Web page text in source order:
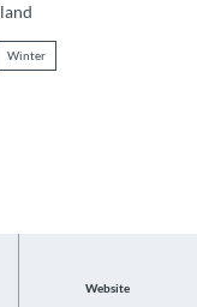
Winter
Website
Blick auf den